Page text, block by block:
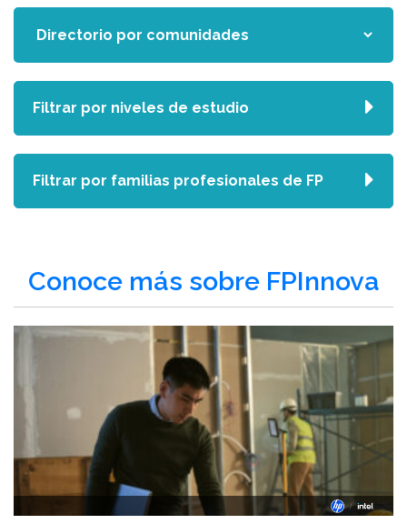
Conoce más sobre FPInnova
Filtrar por niveles de estudio
Filtrar por familias profesionales de FP